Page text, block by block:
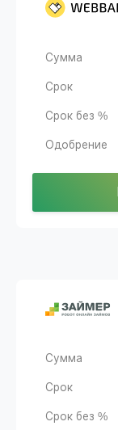
Сумма
Срок
Срок без %
Одобрение
Сумма
Срок
Срок без %